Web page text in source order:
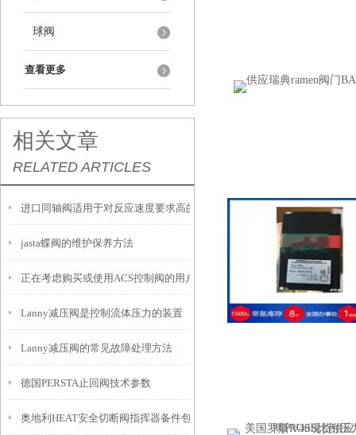
球阀
查看更多
相关文章
RELATED ARTICLES
进口同轴阀适用于对反应速度要求高的工况中
jasta蝶阀的维护保养方法
正在考虑购买或使用ACS控制阀的用户，以下是一些建议
Lanny减压阀是控制流体压力的装置
Lanny减压阀的常见故障处理方法
德国PERSTA止回阀技术参数
奥地利HEAT安全切断阀指挥器备件包G612-G190144介绍